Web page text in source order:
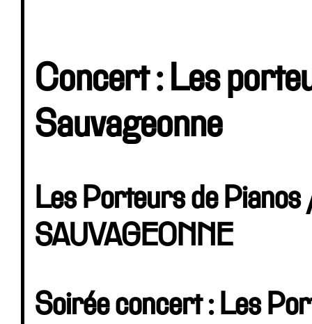
Concert : Les
Sauvageonne
Les Porteurs de
SAUVAGEONNE
Soirée concert : Les